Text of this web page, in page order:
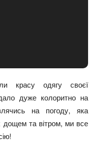
красу одягу своєї
дуже колоритно на
на погоду, яка
дощем та вітром, ми все